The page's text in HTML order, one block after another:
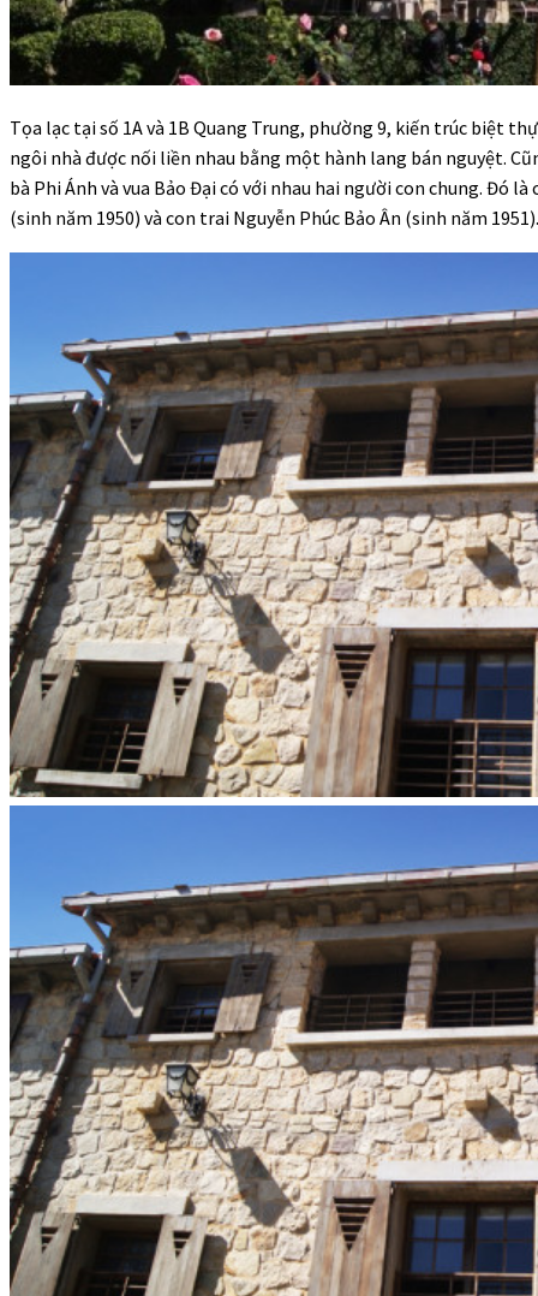
Tọa lạc tại số 1A và 1B Quang Trung, phường 9, kiến trúc biệt
ngôi nhà được nối liền nhau bằng một hành lang bán nguyệt.
bà Phi Ánh và vua Bảo Đại có với nhau hai người con chung. Đó
(sinh năm 1950) và con trai Nguyễn Phúc Bảo Ân (sinh năm 1951).